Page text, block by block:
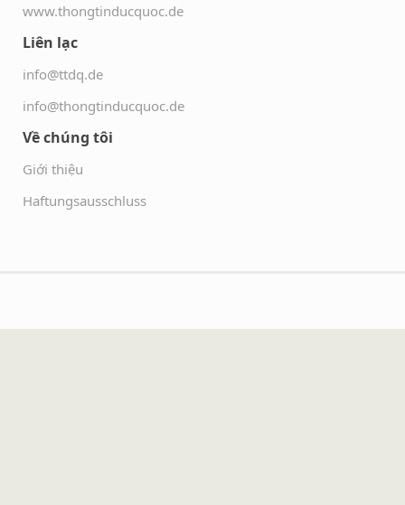
www.thongtinducquoc.de
Liên lạc
info@ttdq.de
info@thongtinducquoc.de
Về chúng tôi
Giới thiệu
Haftungsausschluss